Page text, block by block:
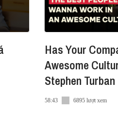
Has Your
Awesome
Stephen
58:43 6895 lượt xem